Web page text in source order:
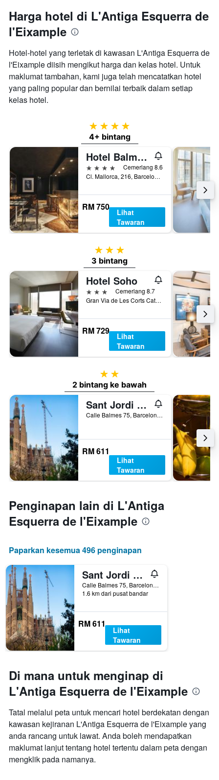
Harga hotel di L'Antiga Esquerra de
l'Eixample
Hotel-hotel yang terletak di kawasan L'Antiga Esquerra de
l'Eixample diisih mengikut harga dan kelas hotel. Untuk
maklumat tambahan, kami juga telah mencatatkan hotel
yang paling popular dan bernilai terbaik dalam setiap
kelas hotel.
4 bintang
4+ bintang
Hotel Balmes, a member of Preferred Hotels & Resorts
4 bintang
Cemerlang 8.6
Cl. Mallorca, 216, Barcelona, Sepanyol
RM 750
Lihat
Tawaran
3 bintang
3 bintang
Hotel Soho
3 bintangCemerlang 8.7
Gran Via de Les Corts Catalanes 543-545, Barcelona, Sepanyol
RM 729
Lihat
Tawaran
2 bintang
2 bintang ke bawah
Sant Jordi Hostels Rock Palace
Calle Balmes 75, Barcelona, Sepanyol
RM 611
Lihat
Tawaran
Penginapan lain di L'Antiga
Esquerra de l'Eixample
Paparkan kesemua 496 penginapan
Sant Jordi Hostels Rock Palace
Calle Balmes 75, Barcelona, Sepanyol
1.6 km dari pusat bandar
RM 611
Lihat
Tawaran
Di mana untuk menginap di
L'Antiga Esquerra de l'Eixample
Tatal melalui peta untuk mencari hotel berdekatan dengan
kawasan kejiranan L'Antiga Esquerra de l'Eixample yang
anda rancang untuk lawat. Anda boleh mendapatkan
maklumat lanjut tentang hotel tertentu dalam peta dengan
mengklik pada namanya.